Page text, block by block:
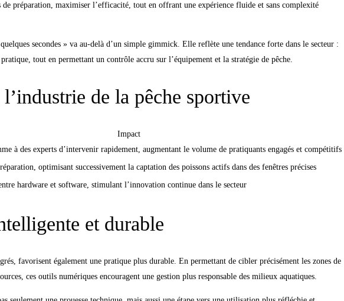
préparation, maximiser l’efficacité, tout en offrant une expérience fluide et sans complexité
secondes » va au-delà d’un simple gimmick. Elle reflète une tendance forte dans le secteur :
tout en permettant un contrôle accru sur l’équipement et la stratégie de pêche.
de la pêche sportive
Impact
à des experts d’intervenir rapidement, augmentant le volume de pratiquants engagés et compétitifs
optimisant successivement la captation des poissons actifs dans des fenêtres précises
hardware et software, stimulant l’innovation continue dans le secteur
et durable
favorisent également une pratique plus durable. En permettant de cibler précisément les zones de
ces outils numériques encouragent une gestion plus responsable des milieux aquatiques.